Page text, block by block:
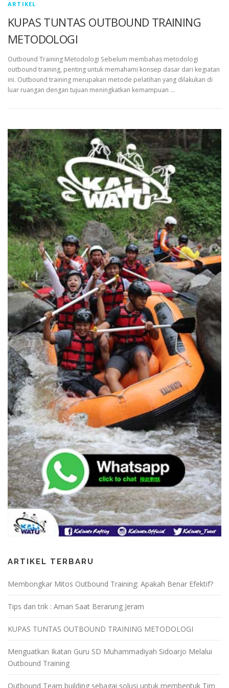
ARTIKEL
KUPAS TUNTAS OUTBOUND TRAINING
METODOLOGI
Outbound Training Metodologi Sebelum membahas metodologi
outbound training, penting untuk memahami konsep dasar dari kegiatan
ini. Outbound training merupakan metode pelatihan yang dilakukan di
luar ruangan dengan tujuan meningkatkan kemampuan …
ARTIKEL TERBARU
Membongkar Mitos Outbound Training: Apakah Benar Efektif?
Tips dan trik : Aman Saat Berarung Jeram
KUPAS TUNTAS OUTBOUND TRAINING METODOLOGI
Menguatkan Ikatan Guru SD Muhammadiyah Sidoarjo Melalui
Outbound Training
Outbound Team building sebagai solusi untuk membentuk Tim